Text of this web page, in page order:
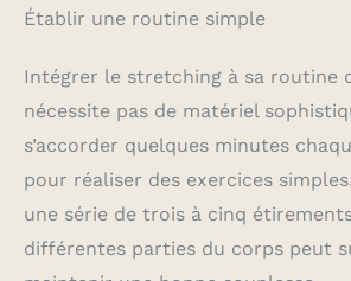
Établir une routine simple
Intégrer le stretching à sa routine
nécessite pas de matériel
s’accorder quelques minutes
pour réaliser des exercices
une série de trois à cinq
différentes parties du corps peut